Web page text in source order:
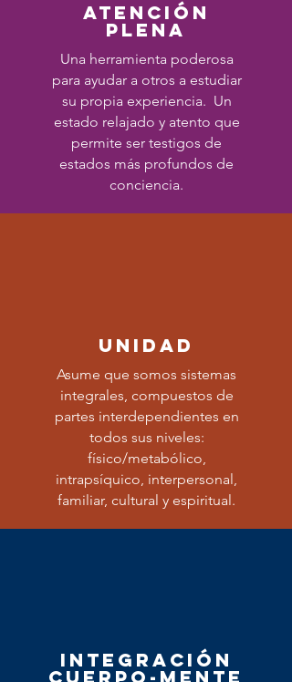
atención
plena
Una herramienta poderosa
para ayudar a otros a estudiar
su propia experiencia. Un
estado relajado y atento que
permite ser testigos de
estados más profundos de
conciencia.
unidad
Asume que somos sistemas
integrales, compuestos de
partes interdependientes en
todos sus niveles:
físico/metabólico,
intrapsíquico, interpersonal,
familiar, cultural y espiritual.
integración
cuerpo-mente